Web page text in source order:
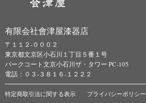
有限会社會津屋漆器店
〒１１２-０００２
東京都文京区小石川１丁目５番１号
パークコート文京小石川ザ・タワー PC-105
電話：０３-３８１６-１２２２
特定商取引法に関する表示 プライバシーポリシー